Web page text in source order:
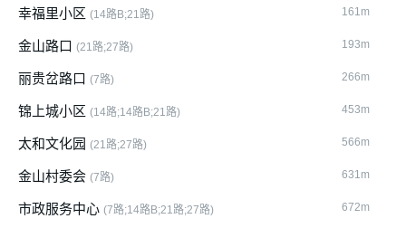
幸福里小区 (14路B;21路) 161m
金山路口 (21路;27路) 193m
丽贵岔路口 (7路) 266m
锦上城小区 (14路;14路B;21路) 453m
太和文化园 (21路;27路) 566m
金山村委会 (7路) 631m
市政服务中心 (7路;14路B;21路;27路) 672m